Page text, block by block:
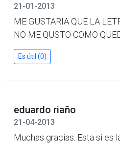
21-01-2013
ME GUSTARIA QUE LA
NO ME QUSTO COMO
Es útil (0)
eduardo riaño
21-04-2013
Muchas gracias: Esta si es